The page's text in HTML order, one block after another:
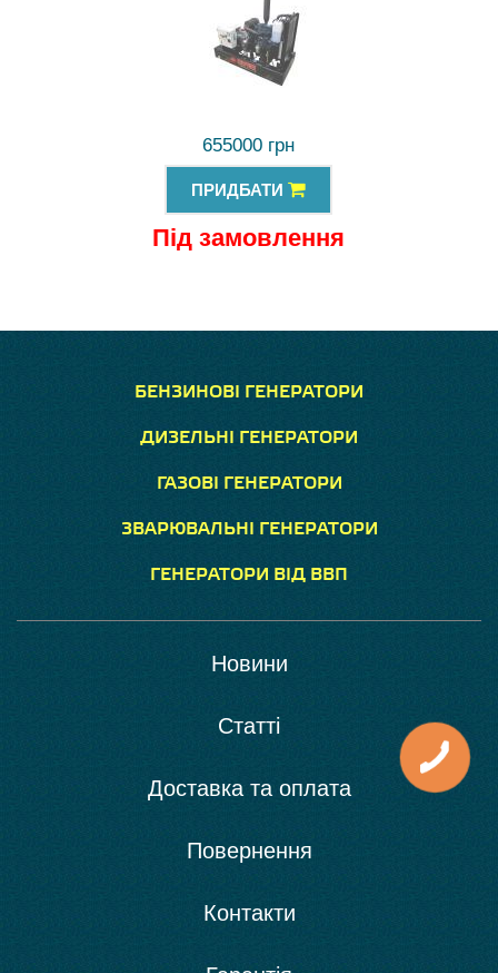
655000 грн
ПРИДБАТИ
Під замовлення
БЕНЗИНОВІ ГЕНЕРАТОРИ
ДИЗЕЛЬНІ ГЕНЕРАТОРИ
ГАЗОВІ ГЕНЕРАТОРИ
ЗВАРЮВАЛЬНІ ГЕНЕРАТОРИ
ГЕНЕРАТОРИ ВІД ВВП
Новини
Статті
Доставка та оплата
Повернення
Контакти